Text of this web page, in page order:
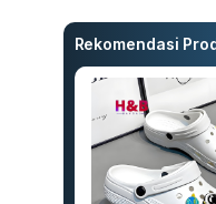
Rekomendasi